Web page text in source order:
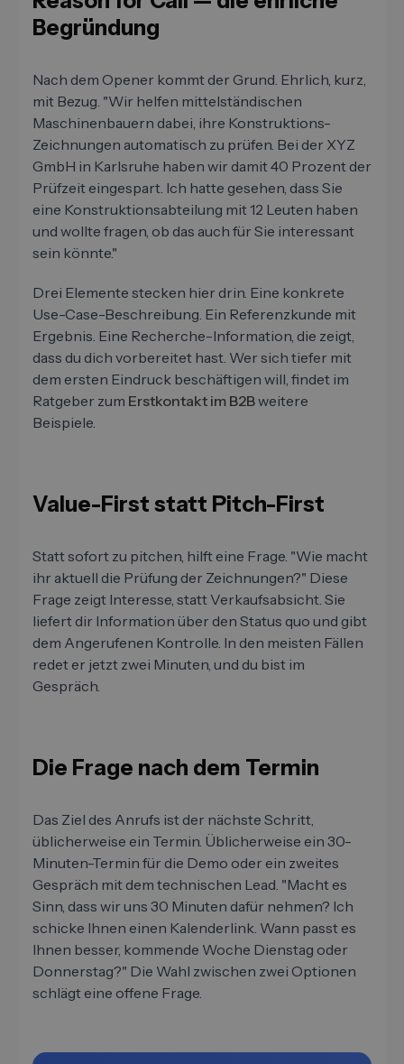
Begründung
Nach dem Opener kommt der Grund. Ehrlich, kurz,
mit Bezug. "Wir helfen mittelständischen
Maschinenbauern dabei, ihre Konstruktions-
Zeichnungen automatisch zu prüfen. Bei der XYZ
GmbH in Karlsruhe haben wir damit 40 Prozent der
Prüfzeit eingespart. Ich hatte gesehen, dass Sie
eine Konstruktionsabteilung mit 12 Leuten haben
und wollte fragen, ob das auch für Sie interessant
sein könnte."
Drei Elemente stecken hier drin. Eine konkrete
Use-Case-Beschreibung. Ein Referenzkunde mit
Ergebnis. Eine Recherche-Information, die zeigt,
dass du dich vorbereitet hast. Wer sich tiefer mit
dem ersten Eindruck beschäftigen will, findet im
Ratgeber zum Erstkontakt im B2Bweitere
Beispiele.
Value-First statt Pitch-First
Statt sofort zu pitchen, hilft eine Frage. "Wie macht
ihr aktuell die Prüfung der Zeichnungen?" Diese
Frage zeigt Interesse, statt Verkaufsabsicht. Sie
liefert dir Information über den Status quo und gibt
dem Angerufenen Kontrolle. In den meisten Fällen
redet er jetzt zwei Minuten, und du bist im
Gespräch.
Die Frage nach dem Termin
Das Ziel des Anrufs ist der nächste Schritt,
üblicherweise ein Termin. Üblicherweise ein 30-
Minuten-Termin für die Demo oder ein zweites
Gespräch mit dem technischen Lead. "Macht es
Sinn, dass wir uns 30 Minuten dafür nehmen? Ich
schicke Ihnen einen Kalenderlink. Wann passt es
Ihnen besser, kommende Woche Dienstag oder
Donnerstag?" Die Wahl zwischen zwei Optionen
schlägt eine offene Frage.